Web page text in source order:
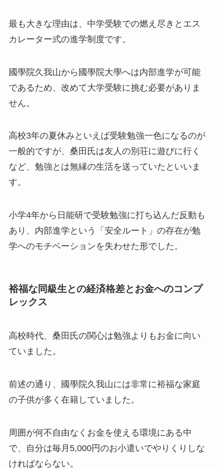
最も大きな理由は、中学受験での燃え尽きとエス
カレーター式の進学制度です。
國學院久我山から國學院大學へは内部進学が可能
であるため、改めて大学受験に挑む必要がありま
せん。
高校3年の夏休みといえば受験勉強一色になるのが
一般的ですが、桑田氏は友人の別荘に遊びに行く
など、勉強とは無縁の生活を送っていたといいま
す。
小学4年から日能研で受験勉強に打ち込んだ反動も
あり、内部進学という「安全ルート」の存在が勉
学へのモチベーションを失わせた形でした。
裕福な同級生との経済格差とお金へのコンプ
レックス
高校時代、桑田氏の関心は勉強よりもお金に向い
ていました。
前述の通り、國學院久我山には非常に裕福な家庭
の子供が多く在籍していました。
周囲が何不自由なくお金を使える環境にある中
で、自分は毎月5,000円のお小遣いでやりくりしな
ければならない。